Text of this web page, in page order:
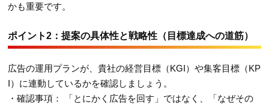
かも重要です。
ポイント2：提案の具体性と戦略性（目標達成への道筋）
広告の運用プランが、貴社の経営目標（KGI）や集客目標（KP
I）に連動しているかを確認しましょう。
・確認事項： 「とにかく広告を回す」ではなく、「なぜその